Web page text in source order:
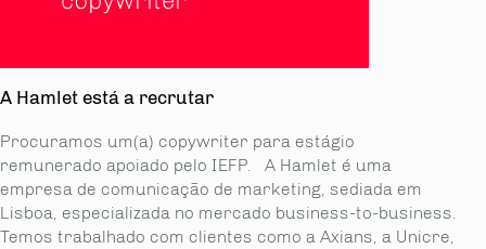
A Hamlet está a recrutar
Procuramos um(a) copywriter para estágio
remunerado apoiado pelo IEFP. A Hamlet é uma
empresa de comunicação de marketing, sediada em
Lisboa, especializada no mercado business-to-business.
Temos trabalhado com clientes como a Axians, a Unicre,